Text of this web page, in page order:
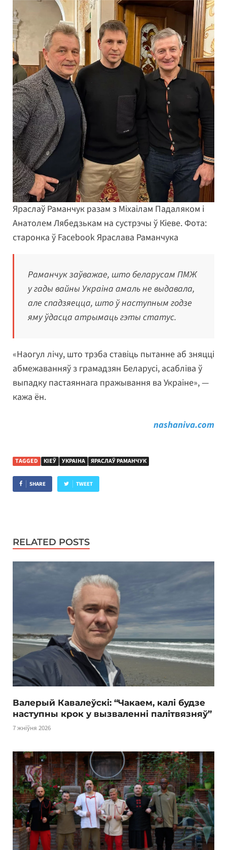
Яраслаў Раманчук разам з Міхаілам Падаляком і
Анатолем Лябедзькам на сустрэчы ў Кіеве. Фота:
старонка ў Facebook Яраслава Раманчука
Раманчук заўважае, што беларусам ПМЖ
у гады вайны Украіна амаль не выдавала,
але спадзяецца, што ў наступным годзе
яму ўдасца атрымаць гэты статус.
«Наогул лічу, што трэба ставіць пытанне аб зняцці
абмежаванняў з грамадзян Беларусі, асабліва ў
выпадку пастаяннага пражывання ва Украіне», —
кажа ён.
nashaniva.com
TAGGED КІЕЎ УКРАІНА ЯРАСЛАЎ РАМАНЧУК
SHARE TWEET
RELATED POSTS
Валерый Кавалеўскі: “Чакаем, калі будзе
наступны крок у вызваленні палітвязняў”
7 жніўня 2026